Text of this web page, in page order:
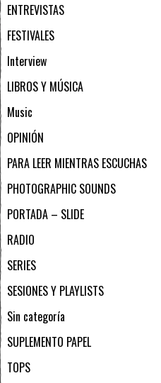
ENTREVISTAS
FESTIVALES
Interview
LIBROS Y MÚSICA
Music
OPINIÓN
PARA LEER MIENTRAS ESCUCHAS
PHOTOGRAPHIC SOUNDS
PORTADA – SLIDE
RADIO
SERIES
SESIONES Y PLAYLISTS
Sin categoría
SUPLEMENTO PAPEL
TOPS